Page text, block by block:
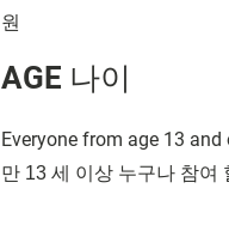
원
AGE 나이
Everyone from age 13 and
만 13 세 이상 누구나 참여